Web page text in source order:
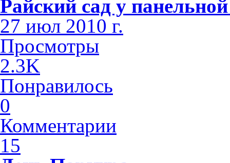
Райский сад у
27 июл 2010 г.
Просмотры
2.3K
Понравилось
0
Комментарии
15